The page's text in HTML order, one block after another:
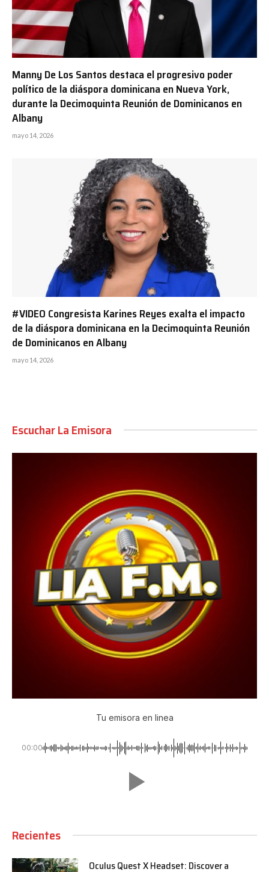
Manny De Los Santos destaca el progresivo poder
político de la diáspora dominicana en Nueva York,
durante la Decimoquinta Reunión de Dominicanos en
Albany
mayo 14, 2026
#VIDEO Congresista Karines Reyes exalta el impacto
de la diáspora dominicana en la Decimoquinta Reunión
de Dominicanos en Albany
mayo 14, 2026
Escuchar La Emisora
Tu emisora en linea
00:00
Recientes
Oculus Quest X Headset: Discover a